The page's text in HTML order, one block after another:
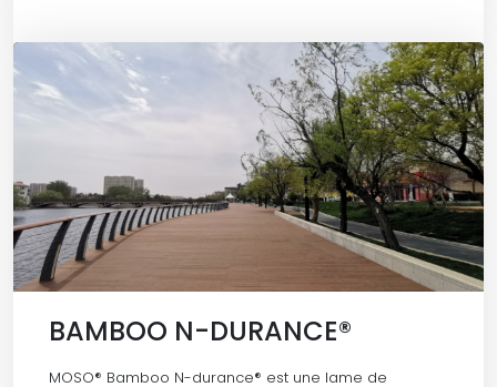
BAMBOO N-DURANCE®
MOSO® Bamboo N-durance® est une lame de